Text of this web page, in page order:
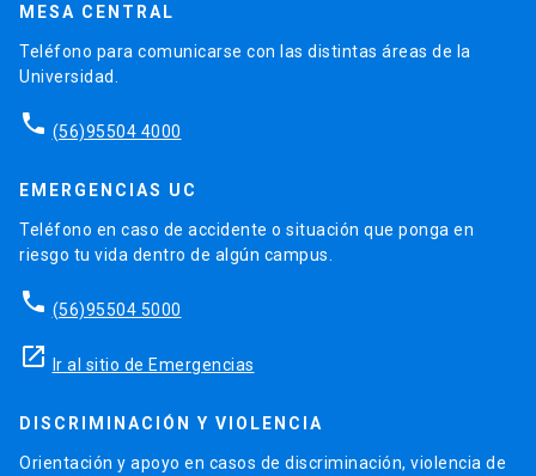
MESA CENTRAL
Teléfono para comunicarse con las distintas áreas de la
Universidad.
phone (56)95504 4000
EMERGENCIAS UC
Teléfono en caso de accidente o situación que ponga en
riesgo tu vida dentro de algún campus.
phone (56)95504 5000
launch Ir al sitio de Emergencias
DISCRIMINACIÓN Y VIOLENCIA
Orientación y apoyo en casos de discriminación, violencia de